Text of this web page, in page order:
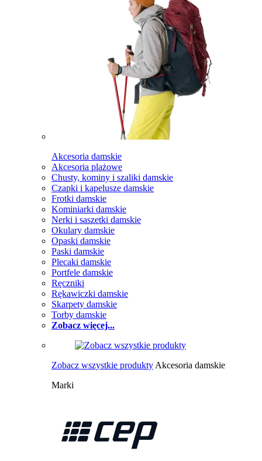
Akcesoria damskie
Akcesoria plażowe
Chusty, kominy i szaliki damskie
Czapki i kapelusze damskie
Frotki damskie
Kominiarki damskie
Nerki i saszetki damskie
Okulary damskie
Opaski damskie
Paski damskie
Plecaki damskie
Portfele damskie
Ręczniki
Rękawiczki damskie
Skarpety damskie
Torby damskie
Zobacz więcej...
Zobacz wszystkie produkty Akcesoria damskie
Marki